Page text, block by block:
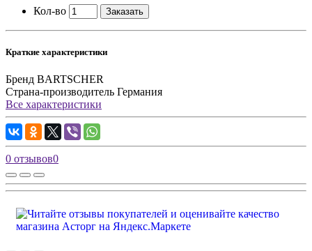
Кол-во Заказать
Краткие характеристики
Бренд BARTSCHER
Страна-производитель Германия
Все характеристики
0 отзывов0